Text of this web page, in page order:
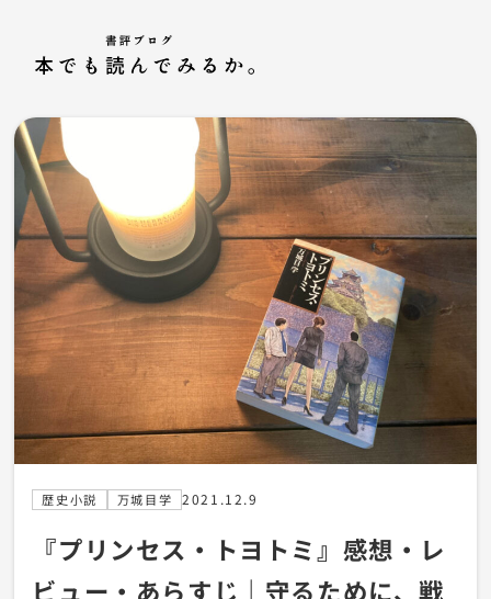
歴史小説 万城目学 2021.12.9
『プリンセス・トヨトミ』感想・レ
ビュー・あらすじ｜守るために、戦